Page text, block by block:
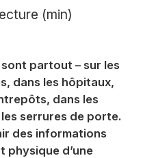
(min)
partout – sur les
dans les hôpitaux,
dans les
serrures de porte.
des informations
physique d’une